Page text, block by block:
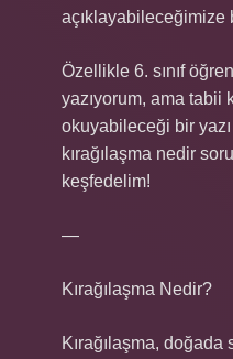
açıklayabileceğimize
Özellikle 6. sınıf
yazıyorum, ama tabii
okuyabileceği bir
kırağılaşma nedir
keşfedelim!
—
Kırağılaşma Nedir?
Kırağılaşma, doğada